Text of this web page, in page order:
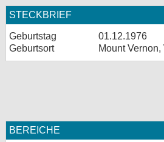
STECKBRIEF
Geburtstag
01.12.1976
Geburtsort
Mount
BEREICHE